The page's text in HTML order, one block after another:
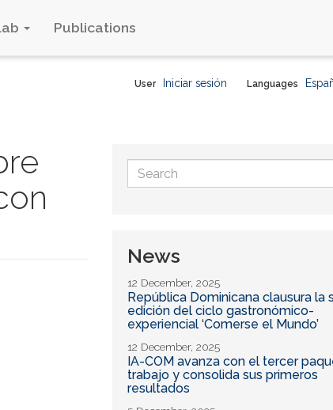
Publications
Languages
User Iniciar sesión
Search
form
News
12 December, 2025
República Dominicana clausura la
edición del ciclo gastronómico-
experiencial ‘Comerse el Mundo’
12 December, 2025
IA-COM avanza con el tercer
trabajo y consolida sus primeros
resultados